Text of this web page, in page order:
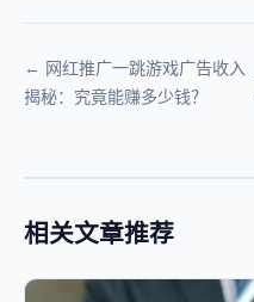
← 网红推广一跳游戏广告收入
揭秘：究竟能赚多少钱？
相关文章推荐